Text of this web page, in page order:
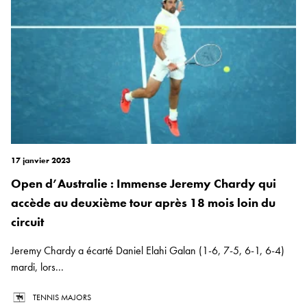
17 janvier 2023
Open d’Australie : Immense Jeremy Chardy qui
accède au deuxième tour après 18 mois loin du
circuit
Jeremy Chardy a écarté Daniel Elahi Galan (1-6, 7-5, 6-1, 6-4)
mardi, lors...
TENNIS MAJORS